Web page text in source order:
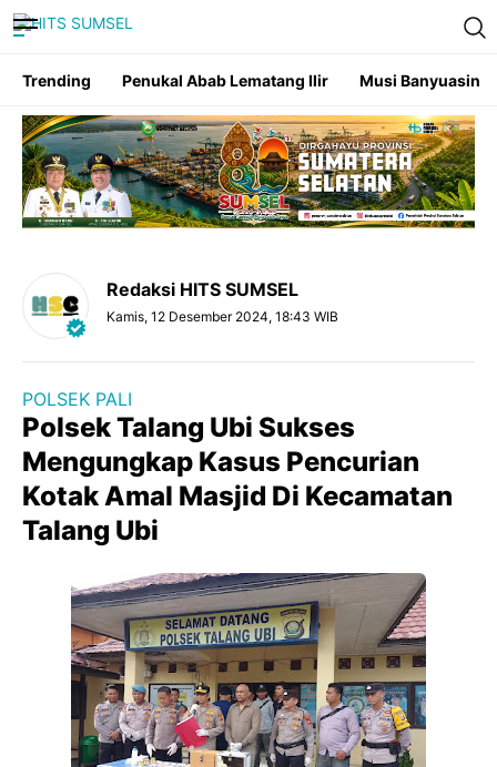
Trending Penukal Abab Lematang Ilir Musi Banyuasin
Redaksi HITS SUMSEL
Kamis, 12 Desember 2024, 18:43 WIB
POLSEK PALI
Polsek Talang Ubi Sukses
Mengungkap Kasus Pencurian
Kotak Amal Masjid Di Kecamatan
Talang Ubi